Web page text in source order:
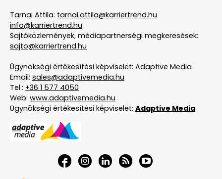
Tarnai Attila: tarnai.attila@karriertrend.hu
info@karriertrend.hu
Sajtóközlemények, médiapartnerségi megkeresések:
sajto@karriertrend.hu
Ügynökségi értékesítési képviselet: Adaptive Media
Email: sales@adaptivemedia.hu
Tel.: +36 1 577 4050
Web: www.adaptivemedia.hu
Ügynökségi értékesítési képviselet: Adaptive Media